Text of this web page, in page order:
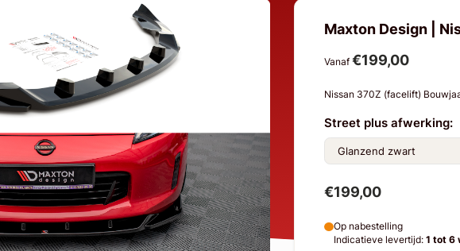
Maxton Design |
Vanaf €199,00
Nissan 370Z (facelift)
Street plus afwerking:
€199,00
Op nabestelling
Indicatieve levertijd: 1 tot 6